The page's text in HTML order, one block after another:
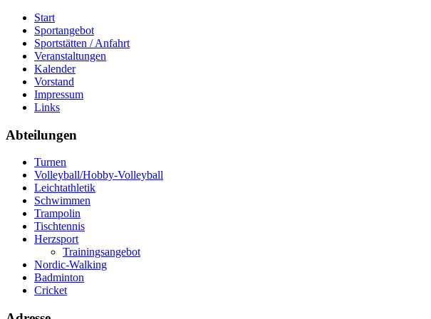
Start
Sportangebot
Sportstätten / Anfahrt
Veranstaltungen
Kalender
Vorstand
Impressum
Links
Abteilungen
Turnen
Volleyball/Hobby-Volleyball
Leichtathletik
Schwimmen
Trampolin
Tischtennis
Herzsport
Trainingsangebot
Nordic-Walking
Badminton
Cricket